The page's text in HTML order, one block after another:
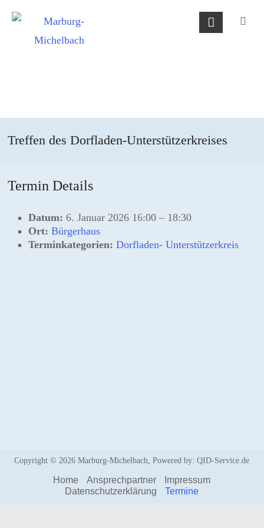
SkipMarburg-
Michelbach
Treffen des Dorfladen-Unterstützerkreises
Termin Details
Datum: 6. Januar 2026 16:00 – 18:30
Ort: Bürgerhaus
Terminkategorien: Dorfladen- Unterstützerkreis
Copyright © 2026Marburg-Michelbach, Powered by:QID-Service.de
Home Ansprechpartner
Impressum
Datenschutzerklärung
Termine